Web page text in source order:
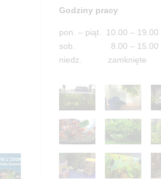
Godziny pracy
pon. – piąt. 10.00 – 19.00
sob. 8.00 – 15.00
niedz. zamknięte